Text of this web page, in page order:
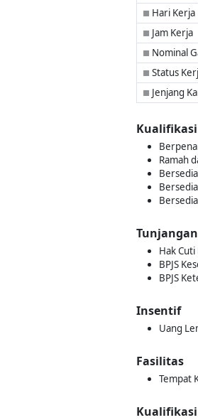
■ Hari Kerja
■ Jam Kerja
■ Nominal
■ Status
■ Jenjang
Ramah
Hak
BPJS
BPJS
Insentif
Uang
Fasilitas
Tempat